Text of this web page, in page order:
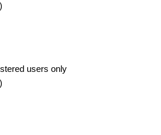
users only